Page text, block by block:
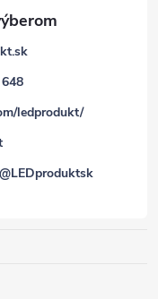
ledprodukt/